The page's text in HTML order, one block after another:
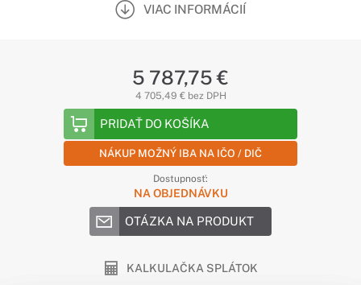
VIAC INFORMÁCIÍ
5 787,75 €
4 705,49 € bez DPH
PRIDAŤ DO KOŠÍKA
NÁKUP MOŽNÝ IBA NA IČO / DIČ
Dostupnosť:
NA OBJEDNÁVKU
OTÁZKA NA PRODUKT
KALKULAČKA SPLÁTOK